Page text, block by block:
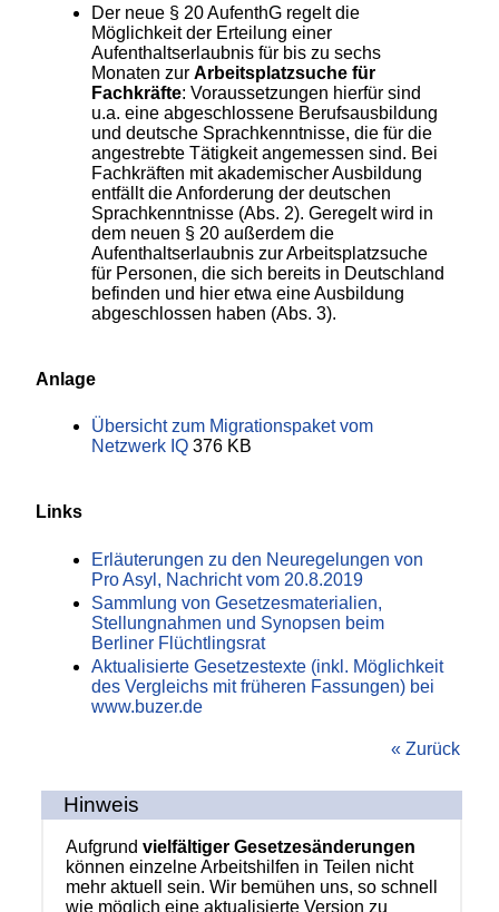
Der neue § 20 AufenthG regelt die
Möglichkeit der Erteilung einer
Aufenthaltserlaubnis für bis zu sechs
Monaten zurArbeitsplatzsuche für
Fachkräfte: Voraussetzungen hierfür sind
u.a. eine abgeschlossene Berufsausbildung
und deutsche Sprachkenntnisse, die für die
angestrebte Tätigkeit angemessen sind. Bei
Fachkräften mit akademischer Ausbildung
entfällt die Anforderung der deutschen
Sprachkenntnisse (Abs. 2). Geregelt wird in
dem neuen § 20 außerdem die
Aufenthaltserlaubnis zur Arbeitsplatzsuche
für Personen, die sich bereits in Deutschland
befinden und hier etwa eine Ausbildung
abgeschlossen haben (Abs. 3).
Anlage
Übersicht zum Migrationspaket vom
Netzwerk IQ376 KB
Links
Erläuterungen zu den Neuregelungen von
Pro Asyl, Nachricht vom 20.8.2019
Sammlung von Gesetzesmaterialien,
Stellungnahmen und Synopsen beim
Berliner Flüchtlingsrat
Aktualisierte Gesetzestexte (inkl. Möglichkeit
des Vergleichs mit früheren Fassungen) bei
www.buzer.de
« Zurück
Hinweis
Aufgrund vielfältiger Gesetzesänderungen
können einzelne Arbeitshilfen in Teilen nicht
mehr aktuell sein. Wir bemühen uns, so schnell
wie möglich eine aktualisierte Version zu